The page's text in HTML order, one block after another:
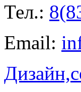
Тел.:
Email:
Дизайн,